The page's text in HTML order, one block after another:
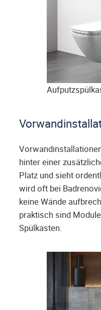
hinter einer
Platz und sieht
wird oft bei
keine Wände
praktisch sind
Spülkasten.